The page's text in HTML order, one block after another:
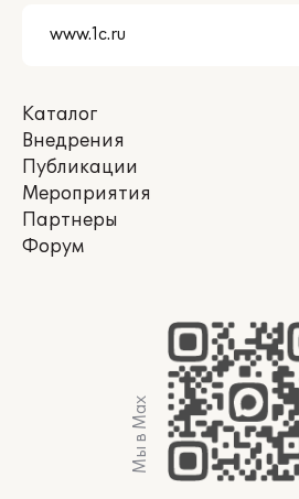
Каталог
Внедрения
Публикации
Мероприятия
Партнеры
Форум
Мы в Max